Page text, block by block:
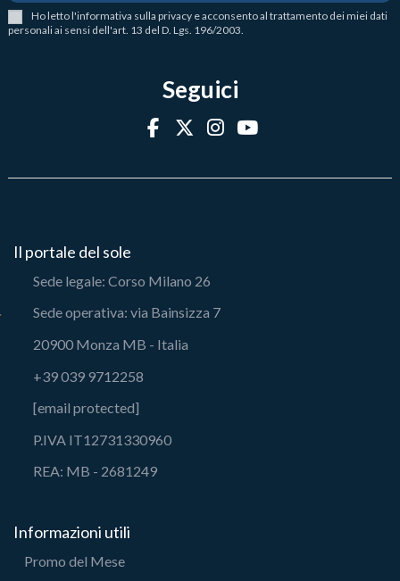
Ho letto l'informativa sulla privacy e acconsento al trattamento dei miei dati
personali ai sensi dell'art. 13 del D. Lgs. 196/2003.
Seguici
Il portale del sole
Sede legale: Corso Milano 26
Sede operativa: via Bainsizza 7
20900 Monza MB - Italia
+39 039 9712258
[email protected]
P.IVA IT12731330960
REA: MB - 2681249
Informazioni utili
Promo del Mese